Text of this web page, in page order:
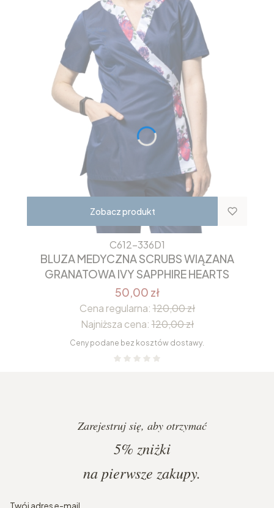
Zobacz produkt
C612-336D1
BLUZA MEDYCZNA SCRUBS WIĄZANA
GRANATOWA IVY SAPPHIRE HEARTS
50,00 zł
Cena regularna: 120,00 zł
Najniższa cena: 120,00 zł
Ceny podane bez kosztów dostawy.
Zarejestruj się, aby otrzymać
5% zniżki
na pierwsze zakupy.
Twój adres e-mail